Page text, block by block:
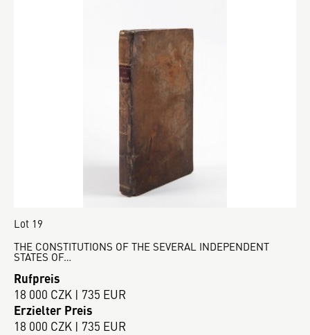
Lot 19
THE CONSTITUTIONS OF THE SEVERAL INDEPENDENT
STATES OF…
Rufpreis
18 000 CZK | 735 EUR
Erzielter Preis
18 000 CZK | 735 EUR